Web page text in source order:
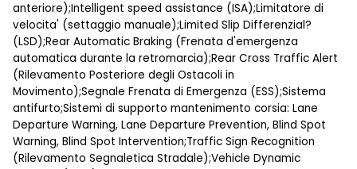
anteriore);Intelligent speed assistance (ISA);Limitatore di
velocita' (settaggio manuale);Limited Slip Differenzial?
(LSD);Rear Automatic Braking (Frenata d'emergenza
automatica durante la retromarcia);Rear Cross Traffic Alert
(Rilevamento Posteriore degli Ostacoli in
Movimento);Segnale Frenata di Emergenza (ESS);Sistema
antifurto;Sistemi di supporto mantenimento corsia: Lane
Departure Warning, Lane Departure Prevention, Blind Spot
Warning, Blind Spot Intervention;Traffic Sign Recognition
(Rilevamento Segnaletica Stradale);Vehicle Dynamic